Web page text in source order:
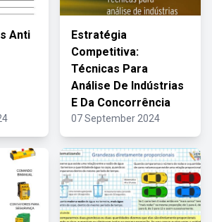
Anti
Estratégia
Competitiva:
Técnicas Para
Análise De Indústrias
E Da Concorrência
07 September 2024